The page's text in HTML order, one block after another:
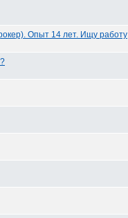
Опыт 14 лет. Ищу работу